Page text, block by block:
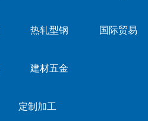
热轧型钢
国际贸易
建材五金
定制加工